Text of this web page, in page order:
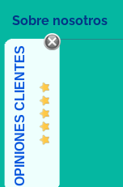
Sobre nosotros
OPINIONES CLIENTES